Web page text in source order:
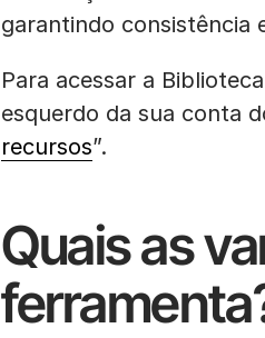
garantindo consistência
Para acessar a
esquerdo da sua conta
recursos”.
Quais as